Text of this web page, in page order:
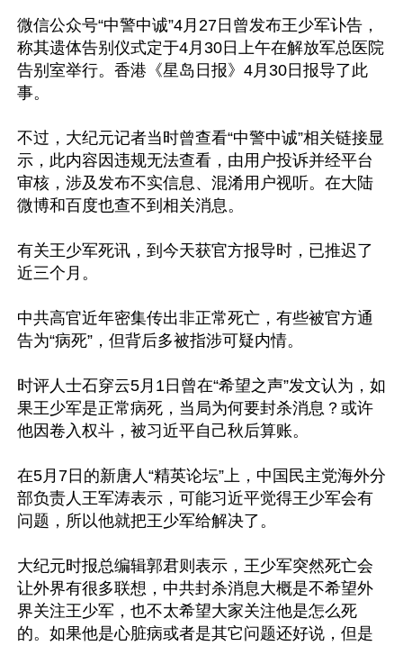
微信公众号“中警中诚”4月27日曾发布王少军讣告，
称其遗体告别仪式定于4月30日上午在解放军总医院
告别室举行。香港《星岛日报》4月30日报导了此
事。
不过，大纪元记者当时曾查看“中警中诚”相关链接显
示，此内容因违规无法查看，由用户投诉并经平台
审核，涉及发布不实信息、混淆用户视听。在大陆
微博和百度也查不到相关消息。
有关王少军死讯，到今天获官方报导时，已推迟了
近三个月。
中共高官近年密集传出非正常死亡，有些被官方通
告为“病死”，但背后多被指涉可疑内情。
时评人士石穿云5月1日曾在“希望之声”发文认为，如
果王少军是正常病死，当局为何要封杀消息？或许
他因卷入权斗，被习近平自己秋后算账。
在5月7日的新唐人“精英论坛”上，中国民主党海外分
部负责人王军涛表示，可能习近平觉得王少军会有
问题，所以他就把王少军给解决了。
大纪元时报总编辑郭君则表示，王少军突然死亡会
让外界有很多联想，中共封杀消息大概是不希望外
界关注王少军，也不太希望大家关注他是怎么死
的。如果他是心脏病或者是其它问题还好说，但是